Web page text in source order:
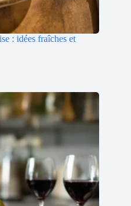
: idées fraîches et